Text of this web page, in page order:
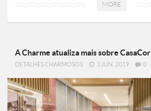
MORE
A Charme atualiza mais sobre CasaCor
DETALHES CHARMOSOS 3 JUN, 2019 0